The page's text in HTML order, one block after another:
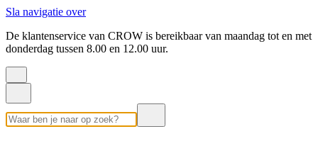
Sla navigatie over
De klantenservice van CROW is bereikbaar van maandag tot en met
donderdag tussen 8.00 en 12.00 uur.